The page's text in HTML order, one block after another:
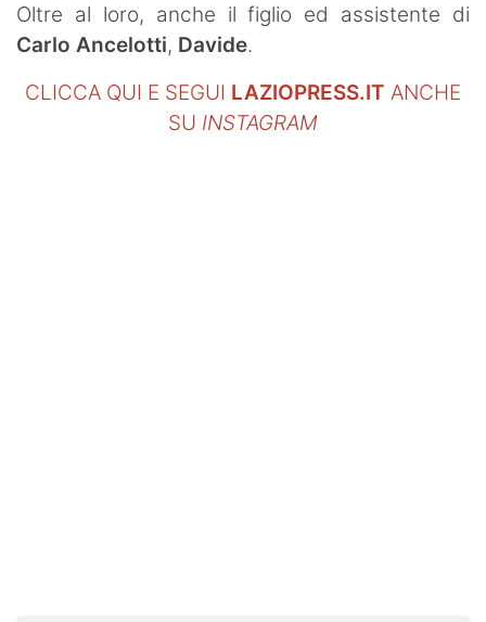
Oltre al loro, anche il figlio ed assistente di
Carlo Ancelotti, Davide.
CLICCA QUI E SEGUI LAZIOPRESS.IT ANCHE
SU INSTAGRAM